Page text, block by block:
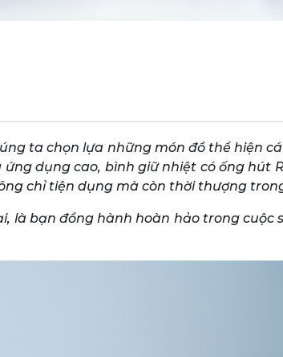
ta chọn lựa những món đồ thể hiện
dụng cao, bình giữ nhiệt có ống hút
chỉ tiện dụng mà còn thời thượng
là bạn đồng hành hoàn hảo trong cuộc